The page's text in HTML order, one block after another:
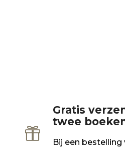

Gratis
twee
Bij een